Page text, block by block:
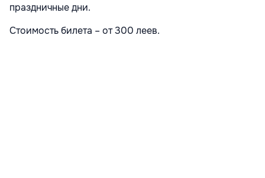
праздничные дни.
Стоимость билета – от 300 леев.